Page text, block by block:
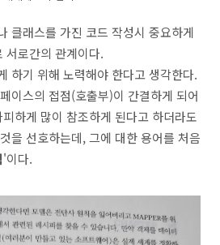
클래스를 가진 코드 작성시 중요하게
서로간의 관계이다.
하기 위해 노력해야 한다고 생각한다.
이스의 접점(호출부)이 간결하게 되어
하게 많이 참조하게 된다고 하더라도
을 선호하는데, 그에 대한 용어를 처음
'이다.